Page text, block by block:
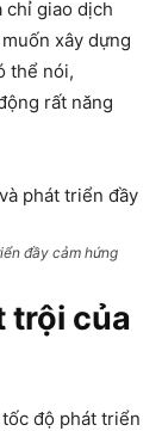
chỉ giao dịch
xây dựng
thể nói,
rất năng
đầy cảm hứng
trội của
độ phát triển